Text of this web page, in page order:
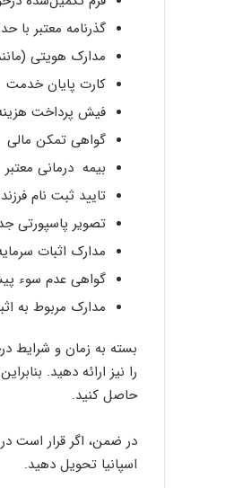
گذرنامه معتبر با
مدارک هویتی
کارت پایان خدمت
فیش پرداخت
گواهی تمکن مالی
بیمه درمانی معتبر
تایید ثبت نام
تصویر پاسپورتی
مدارک اثبات
گواهی عدم سوء
مدارک مربوط به
بسته به زمان و شرایط
را نیز ارائه دهید.
حاصل کنید.
در ضمن، اگر قرار است
اسپانیا تحویل دهید.